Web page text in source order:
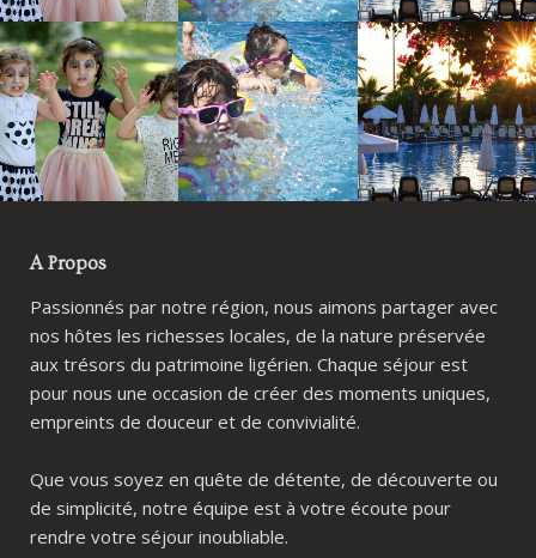
A Propos
Passionnés par notre région, nous aimons partager avec
nos hôtes les richesses locales, de la nature préservée
aux trésors du patrimoine ligérien. Chaque séjour est
pour nous une occasion de créer des moments uniques,
empreints de douceur et de convivialité.
Que vous soyez en quête de détente, de découverte ou
de simplicité, notre équipe est à votre écoute pour
rendre votre séjour inoubliable.